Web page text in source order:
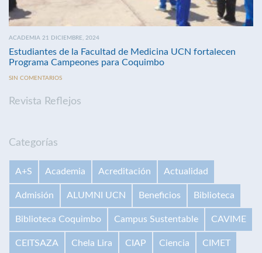
ACADEMIA 21 DICIEMBRE, 2024
Estudiantes de la Facultad de Medicina UCN fortalecen
Programa Campeones para Coquimbo
SIN COMENTARIOS
Revista Reflejos
Categorías
A+S Academia Acreditación Actualidad
Admisión ALUMNI UCN Beneficios Biblioteca
Biblioteca Coquimbo Campus Sustentable CAVIME
CEITSAZA Chela Lira CIAP Ciencia CIMET